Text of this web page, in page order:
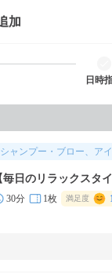
加
日時
シャンプー・ブロー、ア
毎日のリラックスタ
30分 1枚 満足度